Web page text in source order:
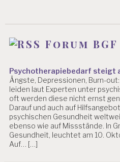
Forum BGF
Psychotherapiebedarf steigt
Ängste, Depressionen, Burn-
leiden laut Experten unter
oft werden diese nicht ernst
Darauf und auch auf
psychischen Gesundheit
ebenso wie auf Missstände. In
Gesundheit, leuchtet am 10.
Auf… […]